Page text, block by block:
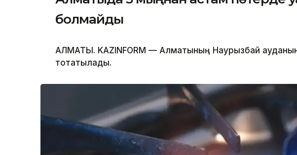
болмайды
АЛМАТЫ. KAZINFORM — Алматының Наурызбай
тоқтатылады.